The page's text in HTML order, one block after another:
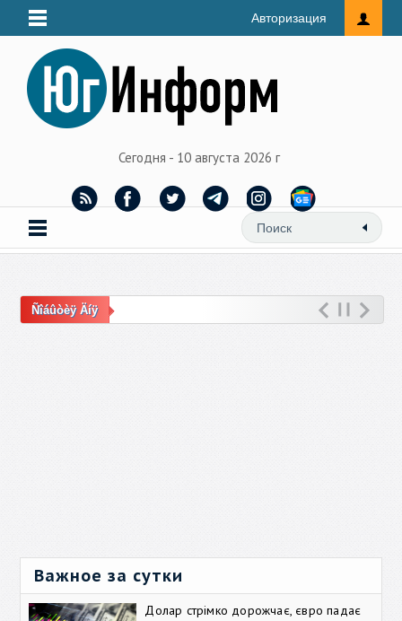
Авторизация
Сегодня - 10 августа 2026 г
Ñîáûòèÿ Äíÿ
Важное за сутки
Долар стрімко дорожчає, євро падає